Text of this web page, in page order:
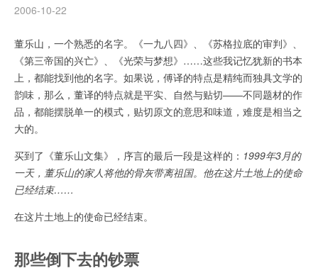
2006-10-22
董乐山，一个熟悉的名字。《一九八四》、《苏格拉底的审判》、
《第三帝国的兴亡》、《光荣与梦想》……这些我记忆犹新的书本
上，都能找到他的名字。如果说，傅译的特点是精纯而独具文学的
韵味，那么，董译的特点就是平实、自然与贴切——不同题材的作
品，都能摆脱单一的模式，贴切原文的意思和味道，难度是相当之
大的。
买到了《董乐山文集》，序言的最后一段是这样的： 1999年3月的
一天，董乐山的家人将他的骨灰带离祖国。他在这片土地上的使命
已经结束……
在这片土地上的使命已经结束。
那些倒下去的钞票